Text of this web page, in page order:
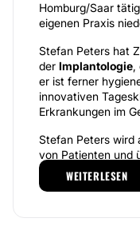
Homburg/Saar
eigenen Praxis
Stefan Peters hat
der Implantologie,
er ist ferner
innovativen
Erkrankungen im
Stefan Peters wird
von Patienten und
ZahnärztenWEITERLESEN